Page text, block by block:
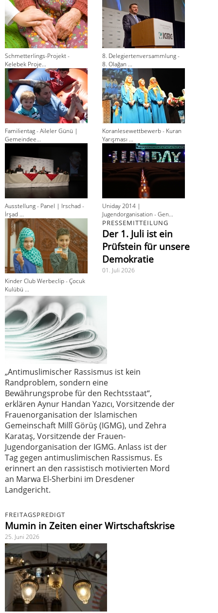
Schmetterlings-Projekt -
Kelebek Proje...
8. Delegiertenversammlung -
8. Olağan ...
Familientag - Aileler Günü |
Gemeindee...
Koranlesewettbewerb - Kuran
Yarışması ...
Ausstellung - Panel | Irschad -
İrşad ...
Uniday 2014 |
Jugendorganisation - Gen...
Kinder Club Werbeclip - Çocuk
Kulübü ...
PRESSEMITTEILUNG
Der 1. Juli ist ein
Prüfstein für unsere
Demokratie
01. Juli 2026
„Antimuslimischer Rassismus ist kein
Randproblem, sondern eine
Bewährungsprobe für den Rechtsstaat“,
erklären Aynur Handan Yazıcı, Vorsitzende der
Frauenorganisation der Islamischen
Gemeinschaft Millî Görüş (IGMG), und Zehra
Karataş, Vorsitzende der Frauen-
Jugendorganisation der IGMG. Anlass ist der
Tag gegen antimuslimischen Rassismus. Es
erinnert an den rassistisch motivierten Mord
an Marwa El-Sherbini im Dresdener
Landgericht.
FREITAGSPREDIGT
Mumin in Zeiten einer Wirtschaftskrise
25. Juni 2026